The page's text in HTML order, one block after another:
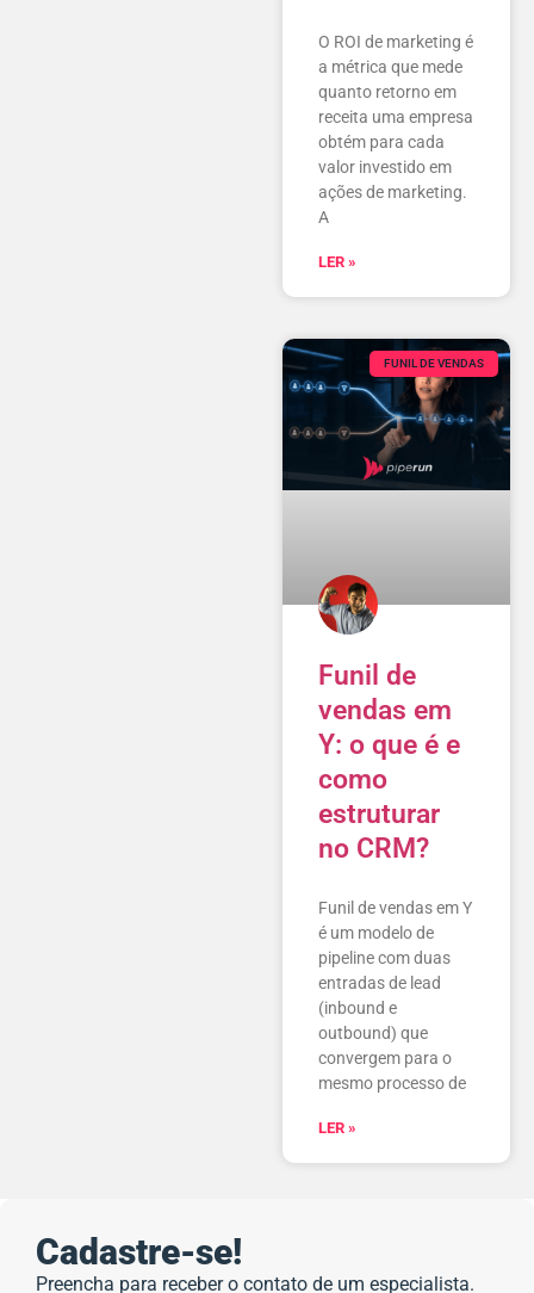
O ROI de marketing é
a métrica que mede
quanto retorno em
receita uma empresa
obtém para cada
valor investido em
ações de marketing.
A
LER »
FUNIL DE VENDAS
Funil de
vendas em
Y: o que é e
como
estruturar
no CRM?
Funil de vendas em Y
é um modelo de
pipeline com duas
entradas de lead
(inbound e
outbound) que
convergem para o
mesmo processo de
LER »
Cadastre-se!
Preencha para receber o contato de um especialista.